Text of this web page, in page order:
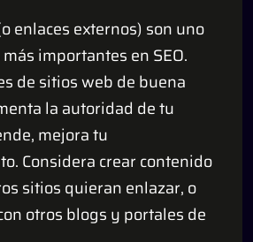
enlaces externos) son uno
importantes en SEO.
de sitios web de buena
la autoridad de tu
mejora tu
Considera crear contenido
sitios quieran enlazar, o
otros blogs y portales de